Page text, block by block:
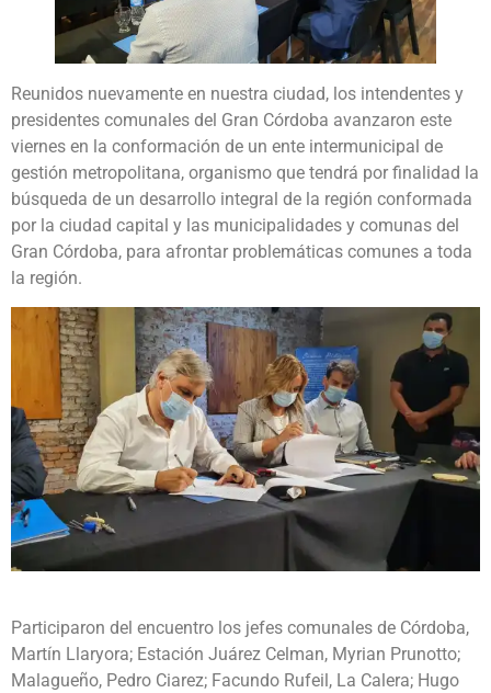
Reunidos nuevamente en nuestra ciudad, los intendentes y
presidentes comunales del Gran Córdoba avanzaron este
viernes en la conformación de un ente intermunicipal de
gestión metropolitana, organismo que tendrá por finalidad la
búsqueda de un desarrollo integral de la región conformada
por la ciudad capital y las municipalidades y comunas del
Gran Córdoba, para afrontar problemáticas comunes a toda
la región.
Participaron del encuentro los jefes comunales de Córdoba,
Martín Llaryora; Estación Juárez Celman, Myrian Prunotto;
Malagueño, Pedro Ciarez; Facundo Rufeil, La Calera; Hugo